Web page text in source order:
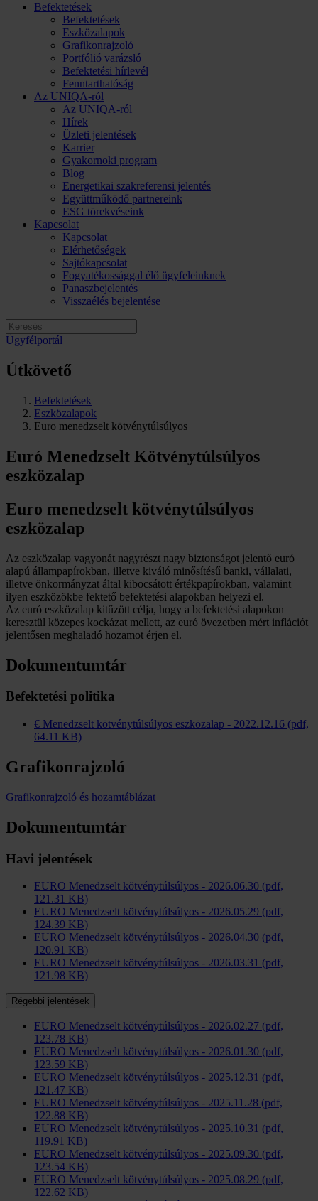
Befektetések
Befektetések
Eszközalapok
Grafikonrajzoló
Portfólió varázsló
Befektetési hírlevél
Fenntarthatóság
Az UNIQA-ról
Az UNIQA-ról
Hírek
Üzleti jelentések
Karrier
Gyakornoki program
Blog
Energetikai szakreferensi jelentés
Együttműködő partnereink
ESG törekvéseink
Kapcsolat
Kapcsolat
Elérhetőségek
Sajtókapcsolat
Fogyatékossággal élő ügyfeleinknek
Panaszbejelentés
Visszaélés bejelentése
Ügyfélportál
Útkövető
Befektetések
Eszközalapok
Euro menedzselt kötvénytúlsúlyos
Euró Menedzselt Kötvénytúlsúlyos
eszközalap
Euro menedzselt kötvénytúlsúlyos
eszközalap
Az eszközalap vagyonát nagyrészt nagy biztonságot jelentő euró
alapú állampapírokban, illetve kiváló minősítésű banki, vállalati,
illetve önkormányzat által kibocsátott értékpapírokban, valamint
ilyen eszközökbe fektető befektetési alapokban helyezi el.
Az euró eszközalap kitűzött célja, hogy a befektetési alapokon
keresztül közepes kockázat mellett, az euró övezetben mért inflációt
jelentősen meghaladó hozamot érjen el.
Dokumentumtár
Befektetési politika
€ Menedzselt kötvénytúlsúlyos eszközalap - 2022.12.16 (pdf,
64.11 KB)
Grafikonrajzoló
Grafikonrajzoló és hozamtáblázat
Dokumentumtár
Havi jelentések
EURO Menedzselt kötvénytúlsúlyos - 2026.06.30 (pdf,
121.31 KB)
EURO Menedzselt kötvénytúlsúlyos - 2026.05.29 (pdf,
124.39 KB)
EURO Menedzselt kötvénytúlsúlyos - 2026.04.30 (pdf,
120.91 KB)
EURO Menedzselt kötvénytúlsúlyos - 2026.03.31 (pdf,
121.98 KB)
Régebbi jelentések
EURO Menedzselt kötvénytúlsúlyos - 2026.02.27 (pdf,
123.78 KB)
EURO Menedzselt kötvénytúlsúlyos - 2026.01.30 (pdf,
123.59 KB)
EURO Menedzselt kötvénytúlsúlyos - 2025.12.31 (pdf,
121.47 KB)
EURO Menedzselt kötvénytúlsúlyos - 2025.11.28 (pdf,
122.88 KB)
EURO Menedzselt kötvénytúlsúlyos - 2025.10.31 (pdf,
119.91 KB)
EURO Menedzselt kötvénytúlsúlyos - 2025.09.30 (pdf,
123.54 KB)
EURO Menedzselt kötvénytúlsúlyos - 2025.08.29 (pdf,
122.62 KB)